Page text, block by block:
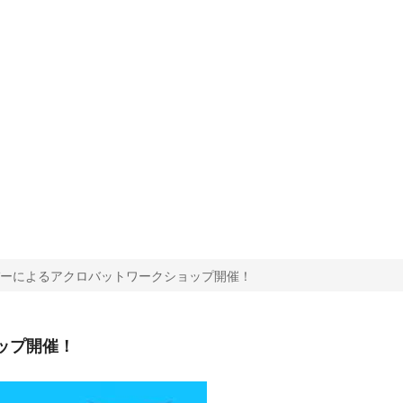
によるアクロバットワークショップ開催！
開催！